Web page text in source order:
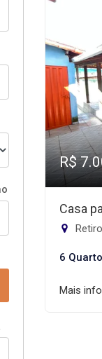
R$
Casa
6
Mais